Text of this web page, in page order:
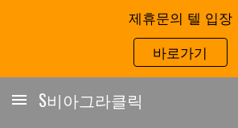
제휴문의 텔 입장
바로가기
S비아그라클릭